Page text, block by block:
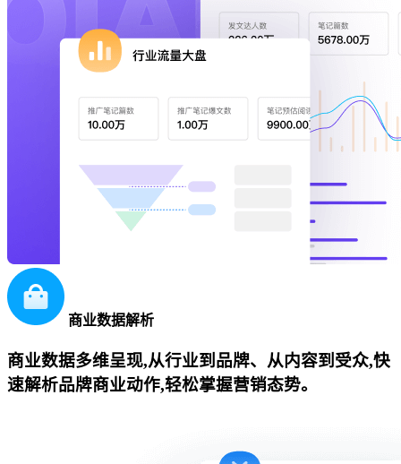
商业数据解析
商业数据多维呈现,从行业到品牌、从内容到受众,快
速解析品牌商业动作,轻松掌握营销态势。